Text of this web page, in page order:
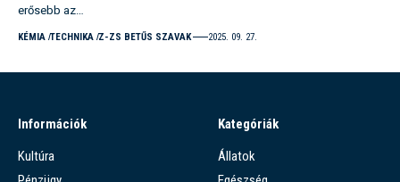
erősebb az…
KÉMIA TECHNIKA Z-ZS BETŰS SZAVAK 2025. 09. 27.
Információk
Kultúra
Kategóriák
Állatok